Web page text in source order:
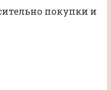
покупки и